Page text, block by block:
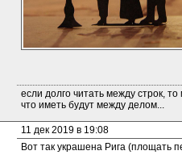
если долго читать между строк, то
что иметь будут между делом...
11 дек 2019 в 19:08
Вот так украшена Рига (площать